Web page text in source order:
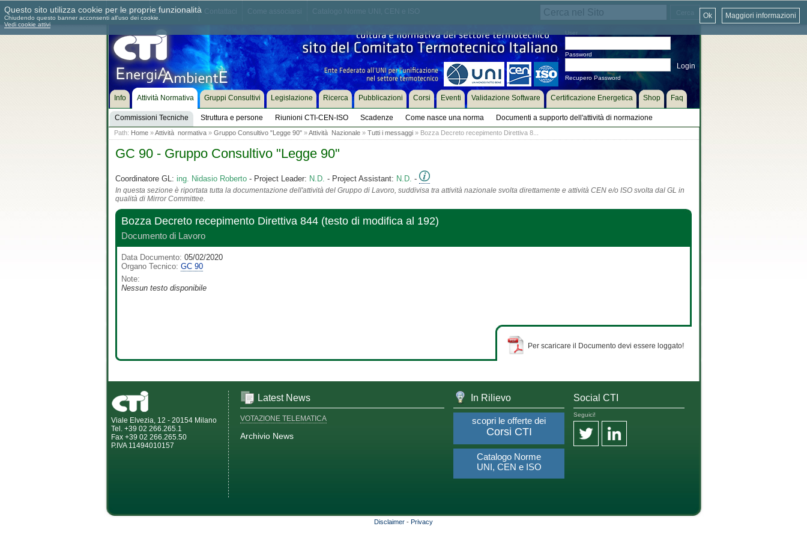
Chi siamo Dove siamo
Password
Recupero Password
Info Attività Normativa
Commissioni Tecniche Struttura e persone Riunioni CTI-CEN-ISO Scadenze Come nasce una norma Documenti a supporto dell'attività di normazione
Gruppi Consultivi Legislazione Ricerca Pubblicazioni Corsi Eventi Validazione Software Certificazione Energetica Shop Faq
Path: Home»Attività normativa» Gruppo Consultivo "Legge 90"»Attività Nazionale» Tutti i messaggi» Bozza Decreto recepimento Direttiva 8...
GC 90 - Gruppo Consultivo "Legge 90"
Coordinatore GL: ing. Nidasio Roberto- Project Leader: N.D. - Project Assistant: N.D. -
In questa sezione è riportata tutta la documentazione dell'attività del Gruppo di Lavoro, suddivisa tra attività nazionale svolta direttamente e attività CEN e/o ISO svolta dal GL in
qualità di Mirror Committee.
Bozza Decreto recepimento Direttiva 844 (testo di modifica al 192)
Documento di Lavoro
Data Documento: 05/02/2020
Organo Tecnico: GC 90
Note:
Nessun testo disponibile
Per scaricare il Documento devi essere loggato!
Viale Elvezia, 12 - 20154 Milano
Tel. +39 02 266.265.1
Fax +39 02 266.265.50
P.IVA 11494010157
Latest News
VOTAZIONE TELEMATICA
Archivio News
In Rilievo
scopri le offerte dei
Corsi CTI
Catalogo Norme
UNI, CEN e ISO
Social CTI
Seguici!
Disclaimer - Privacy
Questo sito utilizza cookie per le proprie funzionalità
Chiudendo questo banner acconsenti all'uso dei cookie.
Vedi cookie attivi
Maggiori informazioni
Ok